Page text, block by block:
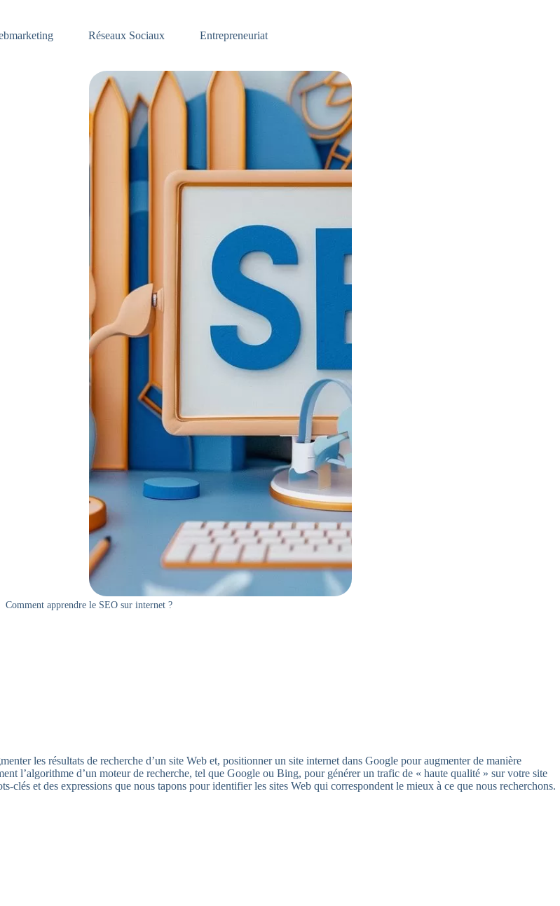
Réseaux Sociaux Entrepreneuriat
Comment apprendre le SEO sur internet ?
les résultats de recherche d’un site Web et, positionner un site internet dans Google pour augmenter de manière
l’algorithme d’un moteur de recherche, tel que Google ou Bing, pour générer un trafic de « haute qualité » sur votre site
clés et des expressions que nous tapons pour identifier les sites Web qui correspondent le mieux à ce que nous recherchons.